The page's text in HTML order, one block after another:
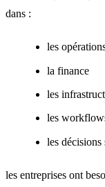
dans :
les
la finance
les
les
les décisions
les entreprises ont